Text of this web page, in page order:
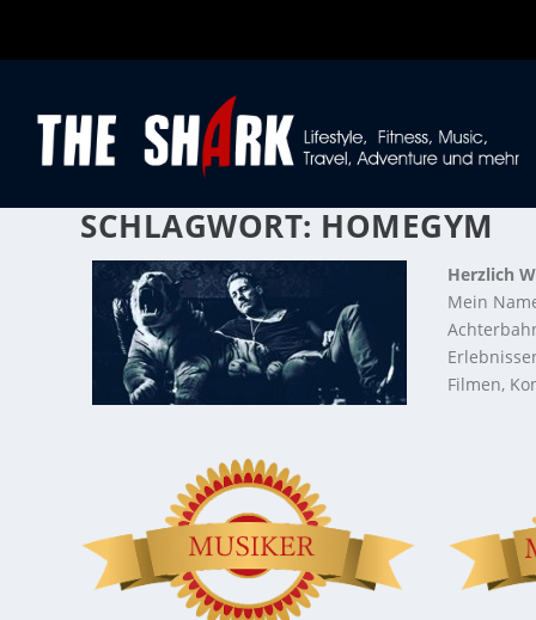
SCHLAGWORT: HOMEGYM
Herzlich
Mein
Filmen,